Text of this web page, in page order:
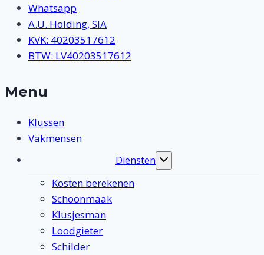
Whatsapp
A.U. Holding, SIA
KVK: 40203517612
BTW: LV40203517612
Menu
Klussen
Vakmensen
Diensten
Toggle
submenu
Kosten berekenen
Schoonmaak
Klusjesman
Loodgieter
Schilder